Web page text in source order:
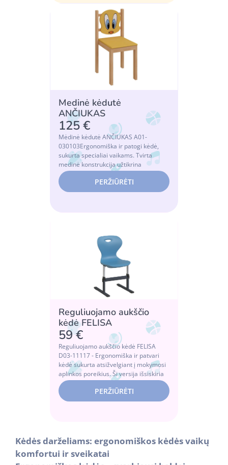
Medinė kėdutė
ANČIUKAS
125 €
Mėdinė kėdutė ANČIUKAS A01-
030103Ergonomiška ir patogi kėdė,
sukurta specialiai vaikams. Tvirta
medinė konstrukcija užtikrina
stabilumą ir ilgaamžišku...
PERŽIŪRĖTI
Reguliuojamo aukščio
kėdė FELISA
59 €
Reguliuojamo aukščio kėdė FELISA
D03-11117 - Ergonomiška ir patvari
kėdė sukurta atsižvelgiant į mokymosi
aplinkos poreikius. Ši versija išsiskiria
re...
PERŽIŪRĖTI
Kėdės darželiams: ergonomiškos kėdės vaikų
komfortui ir sveikatai